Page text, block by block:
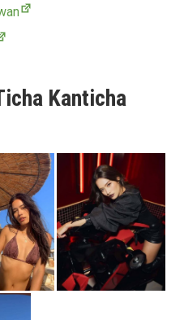
Kanticha